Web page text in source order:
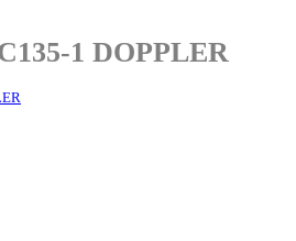
1 DOPPLER